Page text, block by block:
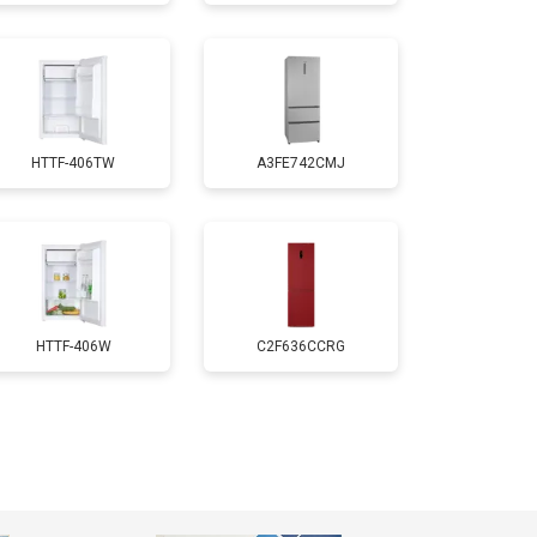
Заказать
2550 ₽
1700 ₽ Заказать
4750 ₽ Заказать
3650 ₽
HTTF-406TW A3FE742CMJ
HTTF-406W C2F636CCRG